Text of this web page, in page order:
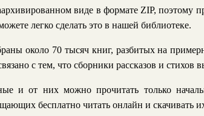
виде в формате ZIP, поэтому
легко сделать это в нашей библиотеке.
около 70 тысяч книг, разбитых на
с тем, что сборники рассказов и
и от них можно прочитать только
бесплатно читать онлайн и скачивать